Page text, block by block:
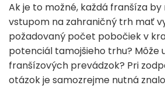
Ak je to možné, každá franšíza
vstupom na zahraničný trh mať
požadovaný počet pobočiek v
potenciál tamojšieho trhu? Môže
franšízových prevádzok? Pri
otázok je samozrejme nutná